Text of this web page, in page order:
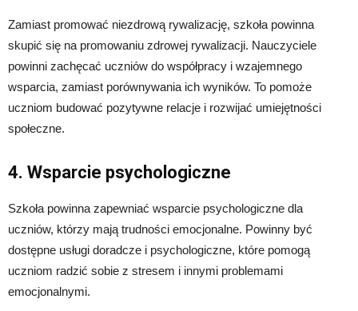
Zamiast promować niezdrową rywalizację, szkoła powinna
skupić się na promowaniu zdrowej rywalizacji. Nauczyciele
powinni zachęcać uczniów do współpracy i wzajemnego
wsparcia, zamiast porównywania ich wyników. To pomoże
uczniom budować pozytywne relacje i rozwijać umiejętności
społeczne.
4. Wsparcie psychologiczne
Szkoła powinna zapewniać wsparcie psychologiczne dla
uczniów, którzy mają trudności emocjonalne. Powinny być
dostępne usługi doradcze i psychologiczne, które pomogą
uczniom radzić sobie z stresem i innymi problemami
emocjonalnymi.